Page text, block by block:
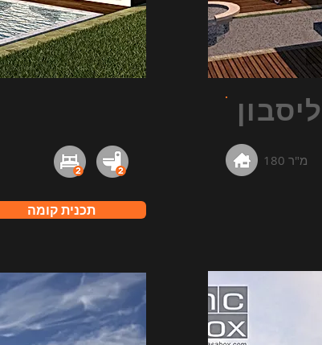
תכנית קומה
ליסבון
180 מ"ר